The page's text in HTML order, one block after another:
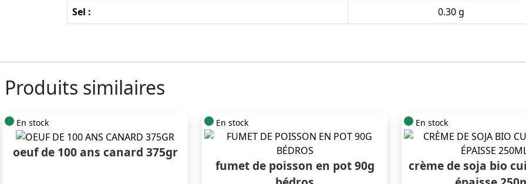
Sel :
0.30 g
Produits similaires
En stock
oeuf de 100 ans canard 375gr
En stock
fumet de poisson en pot 90g
En stock
crème de soja bio